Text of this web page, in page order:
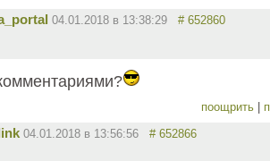
04.01.2018 в 13:38:29 # 652860
поощрить
04.01.2018 в 13:56:56 # 652866